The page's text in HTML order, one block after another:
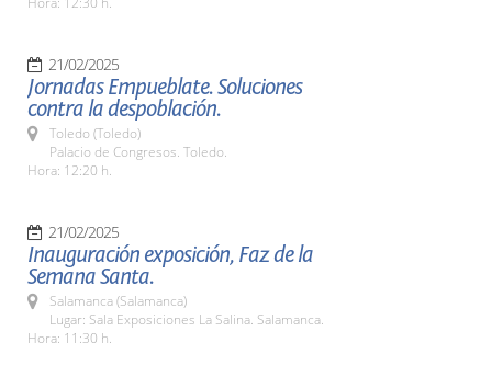
21/02/2025
Jornadas Empueblate. Soluciones
contra la despoblación.
Toledo (Toledo)
Palacio de Congresos. Toledo.
Hora: 12:20 h.
21/02/2025
Inauguración exposición, Faz de la
Semana Santa.
Salamanca (Salamanca)
Lugar: Sala Exposiciones La Salina. Salamanca.
Hora: 11:30 h.